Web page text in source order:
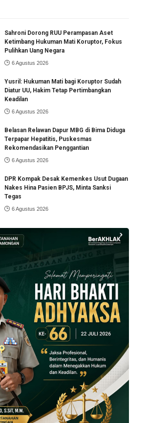
Sahroni Dorong RUU Perampasan Aset
Ketimbang Hukuman Mati Koruptor, Fokus
Pulihkan Uang Negara
6 Agustus 2026
Yusril: Hukuman Mati bagi Koruptor Sudah
Diatur UU, Hakim Tetap Pertimbangkan
Keadilan
6 Agustus 2026
Belasan Relawan Dapur MBG di Bima Diduga
Terpapar Hepatitis, Puskesmas
Rekomendasikan Penggantian
6 Agustus 2026
DPR Kompak Desak Kemenkes Usut Dugaan
Nakes Hina Pasien BPJS, Minta Sanksi
Tegas
6 Agustus 2026